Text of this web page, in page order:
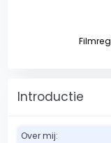
Introductie
Over mij: